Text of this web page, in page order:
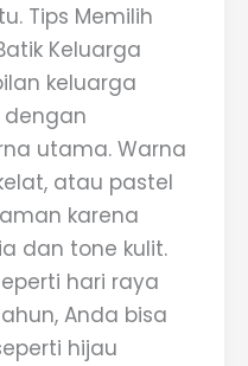
Tips Memilih
Keluarga
keluarga
utama. Warna
atau pastel
karena
dan tone kulit.
hari raya
Anda bisa
hijau